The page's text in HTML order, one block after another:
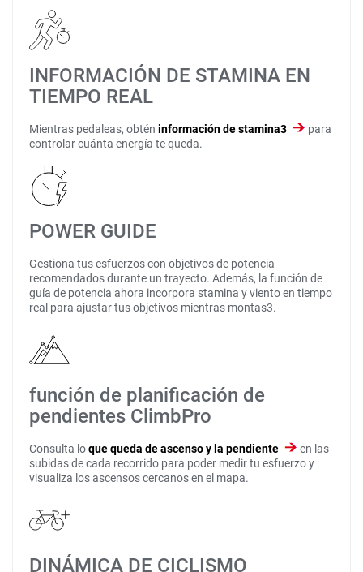
INFORMACIÓN DE STAMINA EN
TIEMPO REAL
Mientras pedaleas, obtén información de stamina3
para
controlar cuánta energía te queda.
POWER GUIDE
Gestiona tus esfuerzos con objetivos de potencia
recomendados durante un trayecto. Además, la función de
guía de potencia ahora incorpora stamina y viento en tiempo
real para ajustar tus objetivos mientras montas3.
función de planificación de
pendientes ClimbPro
Consulta loque queda de ascenso y la pendiente
en las
subidas de cada recorrido para poder medir tu esfuerzo y
visualiza los ascensos cercanos en el mapa.
DINÁMICA DE CICLISMO